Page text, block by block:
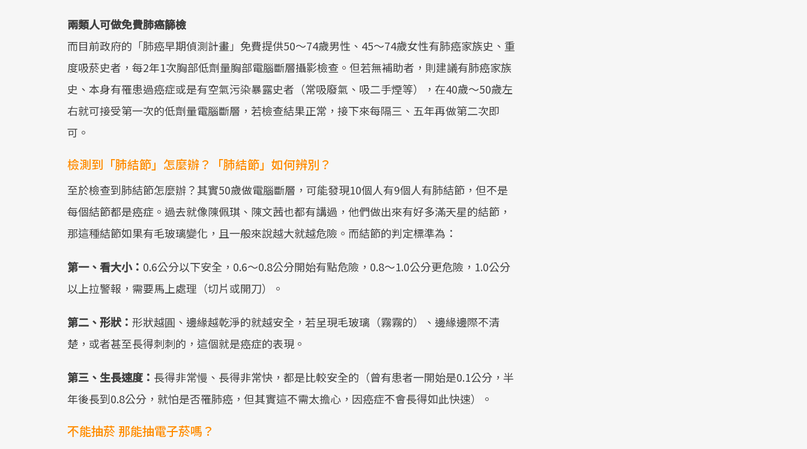
兩類人可做免費肺癌篩檢
而目前政府的「肺癌早期偵測計畫」免費提供50～74歲男性、45～74歲女性有肺癌家族史、重
度吸菸史者，每2年1次胸部低劑量胸部電腦斷層攝影檢查。但若無補助者，則建議有肺癌家族
史、本身有罹患過癌症或是有空氣污染暴露史者（常吸廢氣、吸二手煙等），在40歲～50歲左
右就可接受第一次的低劑量電腦斷層，若檢查結果正常，接下來每隔三、五年再做第二次即
可。
檢測到「肺結節」怎麼辦？「肺結節」如何辨別？
至於檢查到肺結節怎麼辦？其實50歲做電腦斷層，可能發現10個人有9個人有肺結節，但不是
每個結節都是癌症。過去就像陳佩琪、陳文茜也都有講過，他們做出來有好多滿天星的結節，
那這種結節如果有毛玻璃變化，且一般來說越大就越危險。而結節的判定標準為：
第一、看大小： 0.6公分以下安全，0.6～0.8公分開始有點危險，0.8～1.0公分更危險，1.0公分
以上拉警報，需要馬上處理（切片或開刀）。
第二、形狀： 形狀越圓、邊緣越乾淨的就越安全，若呈現毛玻璃（霧霧的）、邊緣邊際不清
楚，或者甚至長得刺刺的，這個就是癌症的表現。
第三、生長速度： 長得非常慢、長得非常快，都是比較安全的（曾有患者一開始是0.1公分，半
年後長到0.8公分，就怕是否罹肺癌，但其實這不需太擔心，因癌症不會長得如此快速）。
不能抽菸 那能抽電子菸嗎？